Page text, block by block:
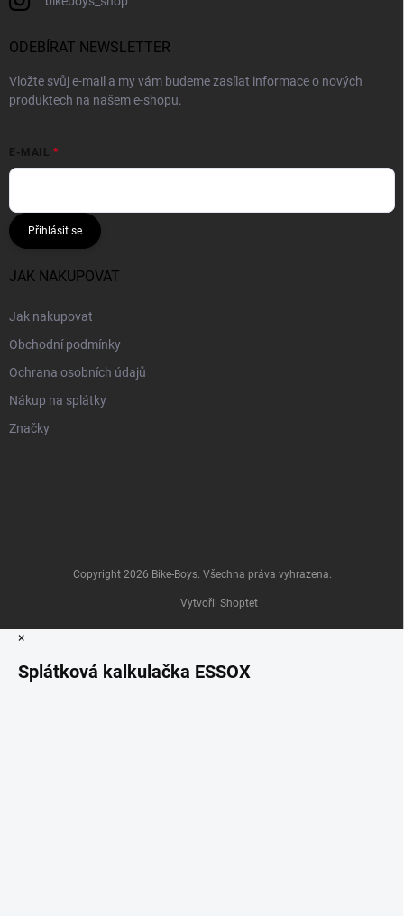
ODEBÍRAT NEWSLETTER
Vložte svůj e-mail a my vám budeme zasílat informace o nových
produktech na našem e-shopu.
E-MAIL
Přihlásit se
JAK NAKUPOVAT
Jak nakupovat
Obchodní podmínky
Ochrana osobních údajů
Nákup na splátky
Značky
Vytvořil Shoptet
Copyright 2026 Bike-Boys. Všechna práva vyhrazena.
×
Splátková kalkulačka ESSOX